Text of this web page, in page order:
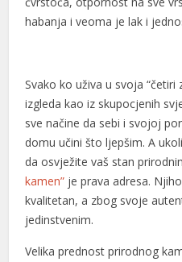
habanja i veoma je lak i
Svako ko uživa u svoja “četiri
izgleda kao iz skupocjenih
sve načine da sebi i svojoj
domu učini što ljepšim. A
da osvježite vaš stan
kamen” je prava adresa.
kvalitetan, a zbog svoje
jedinstvenim.
Velika prednost prirodnog